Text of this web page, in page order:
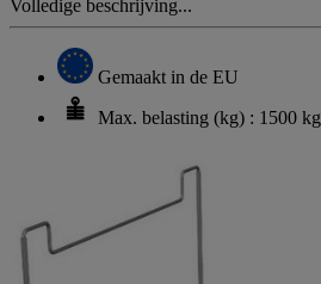
Volledige beschrijving...
Gemaakt in de EU
Max. belasting (kg) : 1500 kg